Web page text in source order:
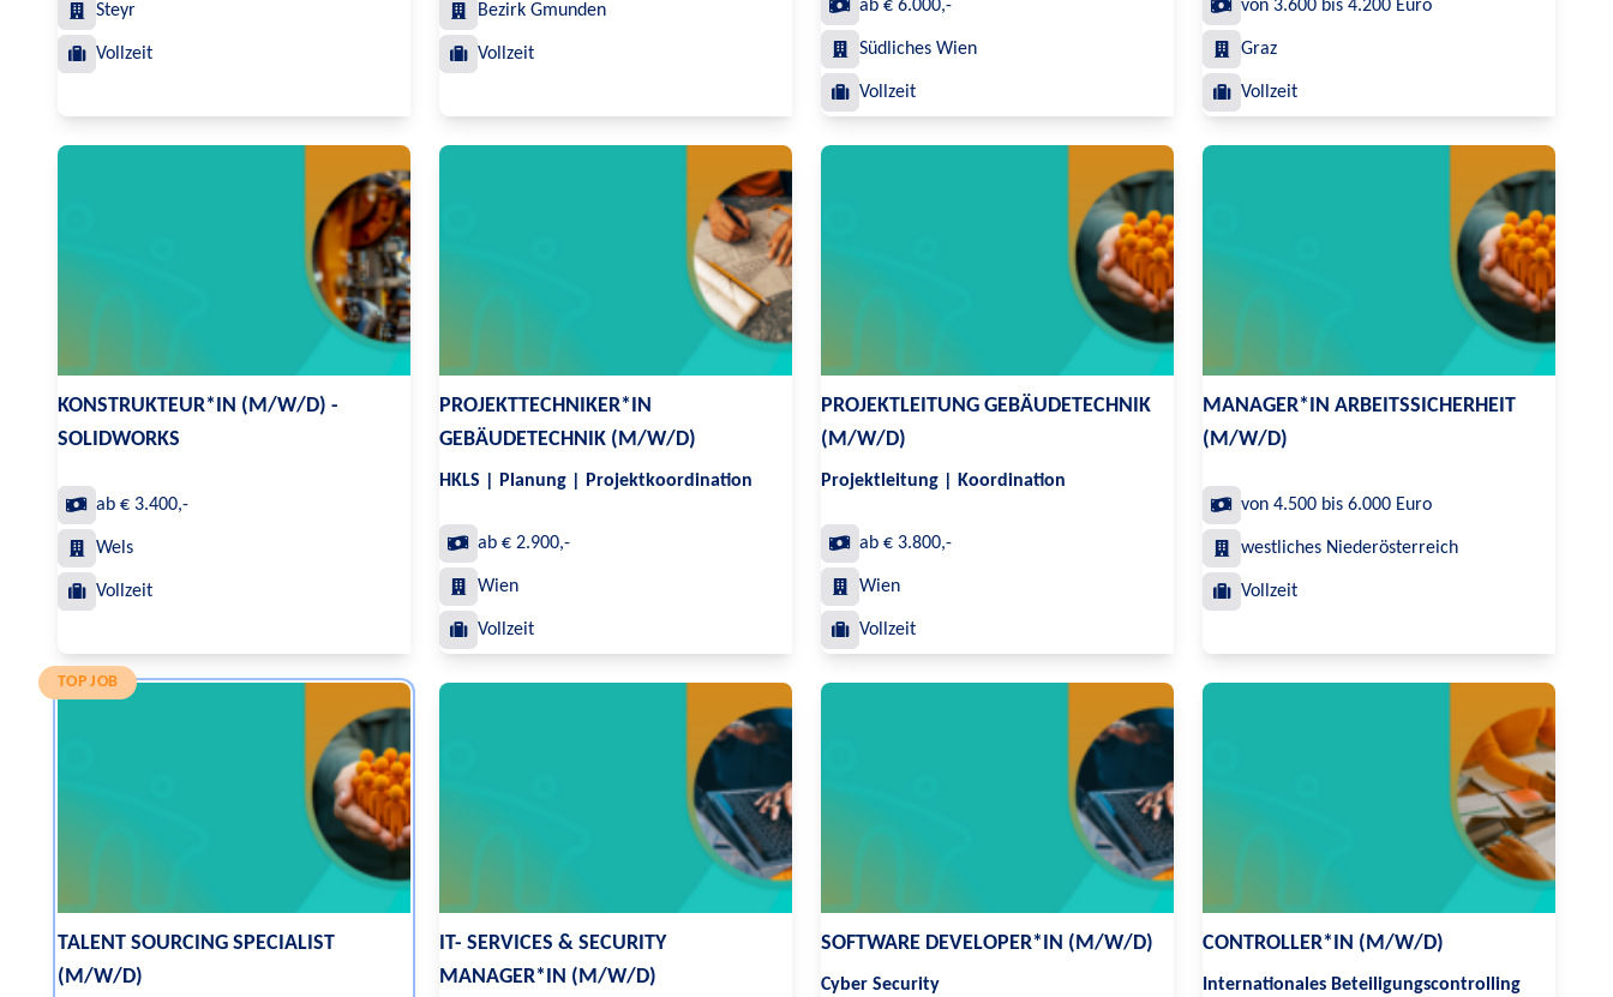
Steyr
Vollzeit
Bezirk Gmunden
Vollzeit
ab € 6.000,-
Südliches Wien
Vollzeit
von 3.600 bis 4.200 Euro
Graz
Vollzeit
KONSTRUKTEUR*IN (M/W/D) -
SOLIDWORKS
ab € 3.400,-
Wels
Vollzeit
PROJEKTTECHNIKER*IN
GEBÄUDETECHNIK (M/W/D)
HKLS | Planung | Projektkoordination
ab € 2.900,-
Wien
Vollzeit
PROJEKTLEITUNG GEBÄUDETECHNIK
(M/W/D)
Projektleitung | Koordination
ab € 3.800,-
Wien
Vollzeit
MANAGER*IN ARBEITSSICHERHEIT
(M/W/D)
von 4.500 bis 6.000 Euro
westliches Niederösterreich
Vollzeit
TOP JOB
TALENT SOURCING SPECIALIST
(M/W/D)
IT- SERVICES & SECURITY
MANAGER*IN (M/W/D)
SOFTWARE DEVELOPER*IN (M/W/D)
Cyber Security
CONTROLLER*IN (M/W/D)
Internationales Beteiligungscontrolling